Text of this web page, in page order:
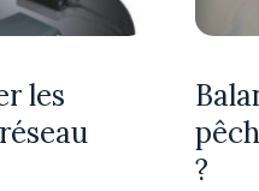
les
?